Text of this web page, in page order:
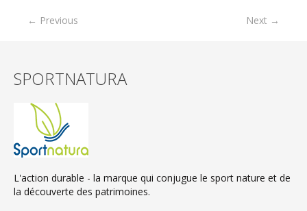
← Previous Next →
SPORTNATURA
L'action durable - la marque qui conjugue le sport nature et de
la découverte des patrimoines.